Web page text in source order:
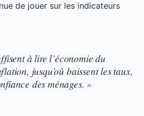
de jouer sur les indicateurs
à lire l’économie du
jusqu’où baissent les taux,
des ménages.